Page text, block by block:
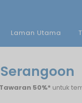
Laman Utama
50%* untuk